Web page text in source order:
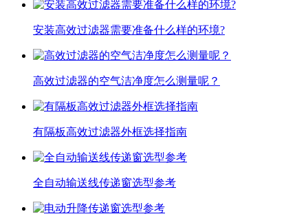
安装高效过滤器需要准备什么样的环境?
高效过滤器的空气洁净度怎么测量呢？
有隔板高效过滤器外框选择指南
全自动输送线传递窗选型参考